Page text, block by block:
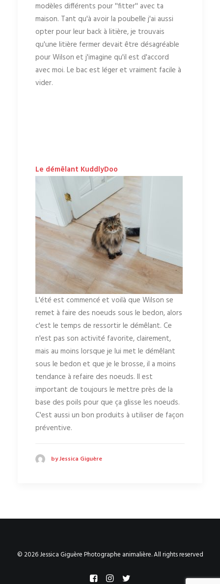
modèles différents pour ''fitter'' avec ta
maison. Tant qu'à avoir la poubelle j'ai aussi
opter pour leur back à litière, je trouvais
qu'une litière fermer devait être désagréable
pour Wilson et j'imagine qu'il est d'accord
avec moi. Le bac est léger et vraiment facile à
vider.
Le démêlant KuddlyDoo
L'été est commencé et voilà que Wilson se
remet à faire des noeuds sous le bedon, alors
c'est le temps de ressortir le démêlant. Ce
n'est pas son activité favorite, clairement,
mais au moins lorsque je lui met le démêlant
sous le bedon et que je le brosse, il a moins
tendance à refaire des noeuds. Il est
important de toujours le mettre près de la
base des poils pour que ça glisse les noeuds.
C'est aussi un bon produits à utiliser de façon
préventive.
by Jessica Giguère
© 2026 Jessica Giguère Photographe animalière. All rights reserved